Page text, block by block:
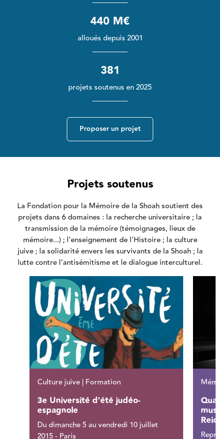
440 M€
alloués depuis 2001
381
projets soutenus en 2025
Proposer un projet
Projets soutenus
La Fondation pour la Mémoire de la Shoah soutient des
projets dans 6 domaines : la recherche universitaire ; la
transmission de la mémoire (témoignages, lieux de
mémoire...) ; l'enseignement de l'Histoire ; la culture
juive ; la solidarité envers les survivants de la Shoah ; la
lutte contre l’antisémitisme et le dialogue interculturel.
Culture juive | Formation
3e Université d'été judéo-
espagnole
Du dimanche 5 au vendredi 10 juillet
2015 - Paris